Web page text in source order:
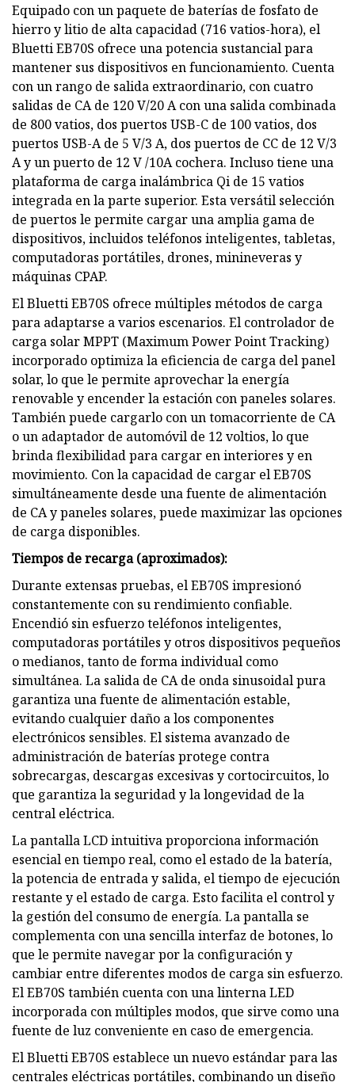
Equipado con un paquete de baterías de fosfato de
hierro y litio de alta capacidad (716 vatios-hora), el
Bluetti EB70S ofrece una potencia sustancial para
mantener sus dispositivos en funcionamiento. Cuenta
con un rango de salida extraordinario, con cuatro
salidas de CA de 120 V/20 A con una salida combinada
de 800 vatios, dos puertos USB-C de 100 vatios, dos
puertos USB-A de 5 V/3 A, dos puertos de CC de 12 V/3
A y un puerto de 12 V /10A cochera. Incluso tiene una
plataforma de carga inalámbrica Qi de 15 vatios
integrada en la parte superior. Esta versátil selección
de puertos le permite cargar una amplia gama de
dispositivos, incluidos teléfonos inteligentes, tabletas,
computadoras portátiles, drones, minineveras y
máquinas CPAP.
El Bluetti EB70S ofrece múltiples métodos de carga
para adaptarse a varios escenarios. El controlador de
carga solar MPPT (Maximum Power Point Tracking)
incorporado optimiza la eficiencia de carga del panel
solar, lo que le permite aprovechar la energía
renovable y encender la estación con paneles solares.
También puede cargarlo con un tomacorriente de CA
o un adaptador de automóvil de 12 voltios, lo que
brinda flexibilidad para cargar en interiores y en
movimiento. Con la capacidad de cargar el EB70S
simultáneamente desde una fuente de alimentación
de CA y paneles solares, puede maximizar las opciones
de carga disponibles.
Tiempos de recarga (aproximados):
Durante extensas pruebas, el EB70S impresionó
constantemente con su rendimiento confiable.
Encendió sin esfuerzo teléfonos inteligentes,
computadoras portátiles y otros dispositivos pequeños
o medianos, tanto de forma individual como
simultánea. La salida de CA de onda sinusoidal pura
garantiza una fuente de alimentación estable,
evitando cualquier daño a los componentes
electrónicos sensibles. El sistema avanzado de
administración de baterías protege contra
sobrecargas, descargas excesivas y cortocircuitos, lo
que garantiza la seguridad y la longevidad de la
central eléctrica.
La pantalla LCD intuitiva proporciona información
esencial en tiempo real, como el estado de la batería,
la potencia de entrada y salida, el tiempo de ejecución
restante y el estado de carga. Esto facilita el control y
la gestión del consumo de energía. La pantalla se
complementa con una sencilla interfaz de botones, lo
que le permite navegar por la configuración y
cambiar entre diferentes modos de carga sin esfuerzo.
El EB70S también cuenta con una linterna LED
incorporada con múltiples modos, que sirve como una
fuente de luz conveniente en caso de emergencia.
El Bluetti EB70S establece un nuevo estándar para las
centrales eléctricas portátiles, combinando un diseño